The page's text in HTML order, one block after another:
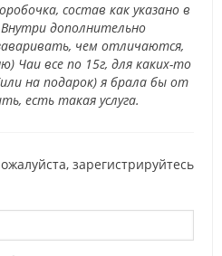
состав как указано в
дополнительно
чем отличаются,
Чаи все по 15г, для каких-то
на подарок) я брала бы от
есть такая услуга.
зарегистрируйтесь